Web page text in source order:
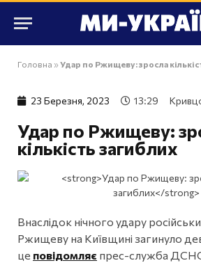
Головна » Удар по Ржищеву: зросла
23 Березня, 2023 13:29
Удар по Ржищеву:
кількість загиблих
Внаслідок нічного удару
Ржищеву на Київщині загинуло
це повідомляє прес-служба ДСНС